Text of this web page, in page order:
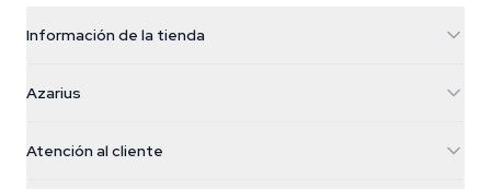
Información de la tienda
Galvaniweg 11
Nederland
Azarius
Atención al cliente